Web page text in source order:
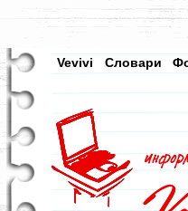
Vevivi Словари